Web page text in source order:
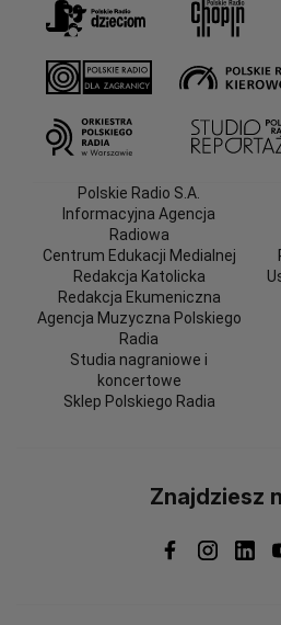
Polskie Radio S.A.
Informacyjna Agencja
Radiowa
Centrum Edukacji Medialnej
Redakcja Katolicka
Redakcja Ekumeniczna
Agencja Muzyczna Polskiego
Radia
Studia nagraniowe i
koncertowe
Sklep Polskiego Radia
Znajdziesz